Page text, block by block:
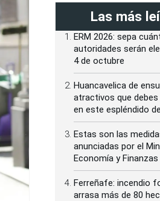
Las más
ERM 2026: sepa
autoridades serán
4 de octubre
Huancavelica de
atractivos que
en este espléndido
Estas son las
anunciadas por el
Economía y Finanzas
Ferreñafe: incendio
arrasa más de 80